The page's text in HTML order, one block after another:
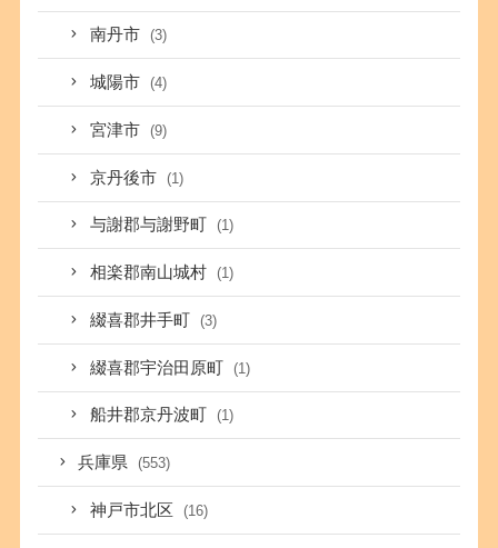
南丹市 (3)
城陽市 (4)
宮津市 (9)
京丹後市 (1)
与謝郡与謝野町 (1)
相楽郡南山城村 (1)
綴喜郡井手町 (3)
綴喜郡宇治田原町 (1)
船井郡京丹波町 (1)
兵庫県 (553)
神戸市北区 (16)